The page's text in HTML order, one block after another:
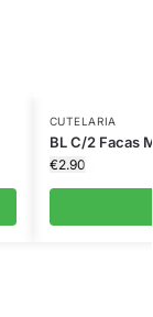
CUTELARIA
BL C/2 Facas
€2.90